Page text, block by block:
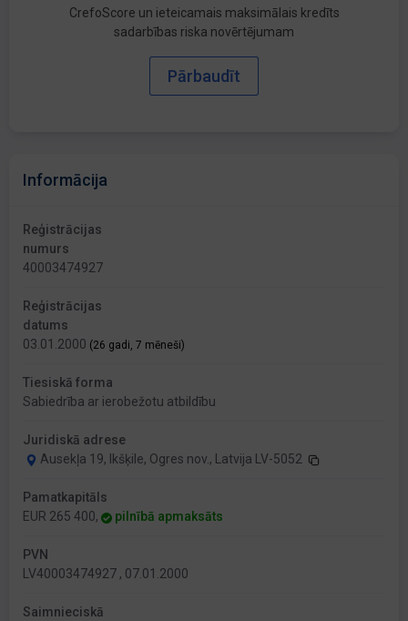
CrefoScore un ieteicamais maksimālais kredīts
sadarbības riska novērtējumam
Pārbaudīt
Informācija
Reģistrācijas
numurs
40003474927
Reģistrācijas
datums
03.01.2000 (26 gadi, 7 mēneši)
Tiesiskā forma
Sabiedrība ar ierobežotu atbildību
Juridiskā adrese
Ausekļa 19, Ikšķile, Ogres nov., Latvija LV-5052
Pamatkapitāls
EUR 265 400,
pilnībā apmaksāts
PVN
LV40003474927 , 07.01.2000
Saimnieciskā